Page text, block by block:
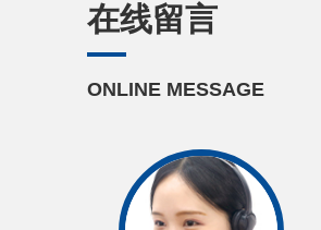
在线留言
ONLINE MESSAGE